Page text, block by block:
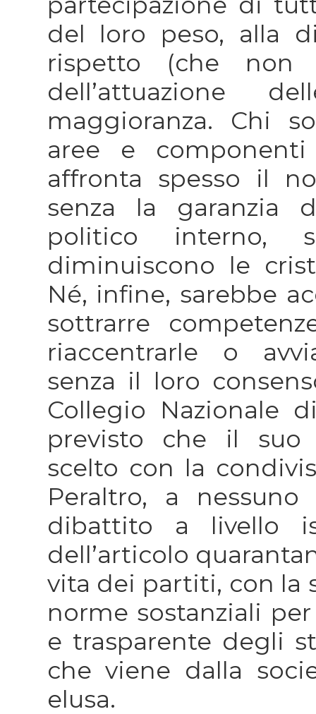
del loro peso, alla
rispetto (che non
dell’attuazione
maggioranza. Chi
aree e
affronta spesso il
senza la garanzia
politico interno,
diminuiscono le
Né, infine, sarebbe
sottrarre
riaccentrarle o
senza il loro
Collegio Nazionale
previsto che il suo
scelto con la
Peraltro, a
dibattito a livello
dell’articolo
vita dei partiti, con la
norme sostanziali
e trasparente degli
che viene dalla
elusa.